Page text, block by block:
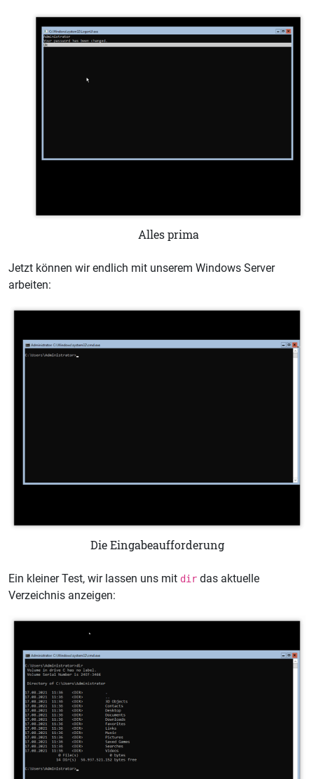
Alles prima
Jetzt können wir endlich mit unserem Windows Server
arbeiten:
Die Eingabeaufforderung
Ein kleiner Test, wir lassen uns mit dir das aktuelle
Verzeichnis anzeigen: